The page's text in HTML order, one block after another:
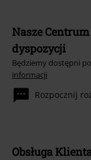
Nasze
dyspozycji
Będziemy dostępni
informacji
Rozpocznij
Obsługa